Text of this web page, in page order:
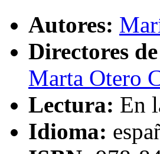
Autores:
Directores
Marta Otero
Lectura: En
Idioma: